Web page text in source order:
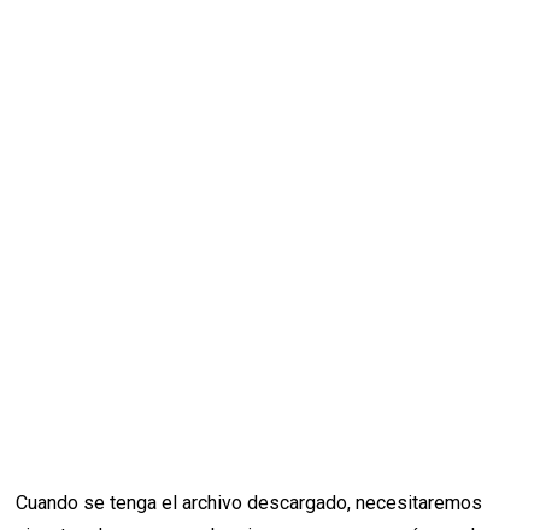
Cuando se tenga el archivo descargado, necesitaremos